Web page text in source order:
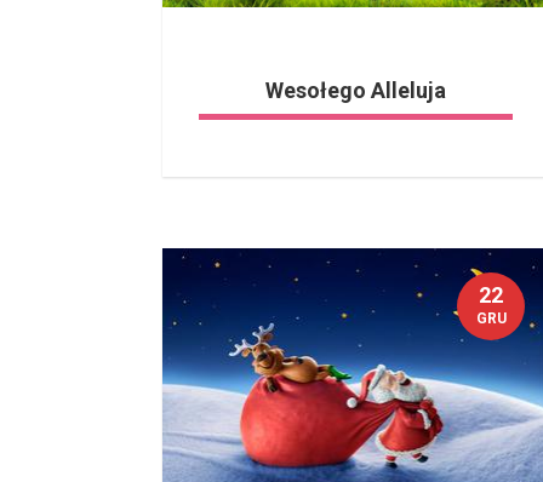
Wesołego Alleluja
22
GRU